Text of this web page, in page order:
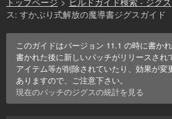
ス: すかぷり式解放の魔導書ジグスガイド
このガイドはバージョン 11.1 の時に書か
書かれた後に新しいパッチがリリースされ
アイテム等が削除されていたり、効果が変
ありますので、ご注意下さい。
現在のパッチのジグスの統計を見る